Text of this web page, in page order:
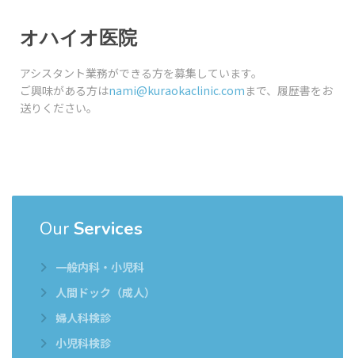
オハイオ医院
アシスタント業務ができる方を募集しています。
ご興味がある方はnami@kuraokaclinic.com まで、履歴書をお
送りください。
Our Services
一般内科・小児科
人間ドック（成人）
婦人科検診
小児科検診